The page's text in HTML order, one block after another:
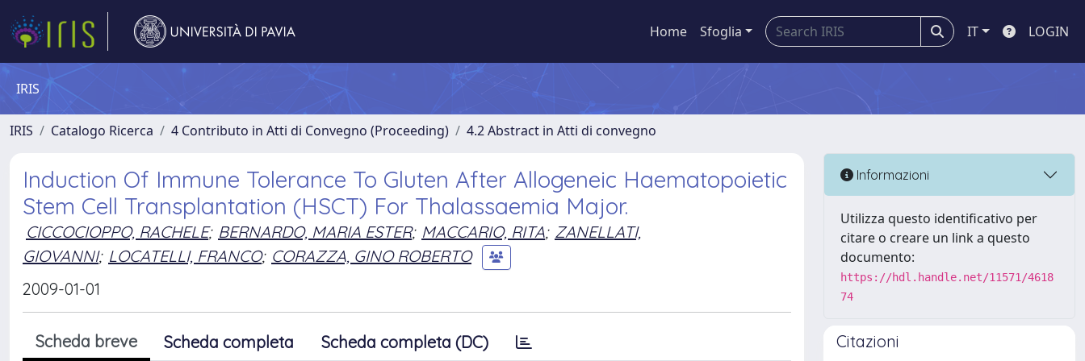
Home Sfoglia IT LOGIN
IRIS
IRIS Catalogo Ricerca 4 Contributo in Atti di Convegno (Proceeding) 4.2 Abstract in Atti di convegno
Induction Of Immune Tolerance To Gluten After Allogeneic Haematopoietic
Stem Cell Transplantation (HSCT) For Thalassaemia Major.
CICCOCIOPPO, RACHELE; BERNARDO, MARIA ESTER; MACCARIO, RITA; ZANELLATI,
GIOVANNI; LOCATELLI, FRANCO; CORAZZA, GINO ROBERTO
2009-01-01
Scheda breve Scheda completa Scheda completa (DC)
Informazioni
Utilizza questo identificativo per
citare o creare un link a questo
documento:
https://hdl.handle.net/11571/4618
74
Citazioni